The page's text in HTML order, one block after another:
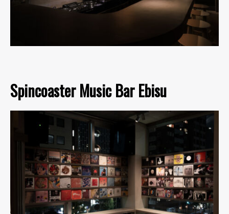
Spincoaster Music Bar Ebisu